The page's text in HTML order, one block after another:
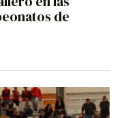
de